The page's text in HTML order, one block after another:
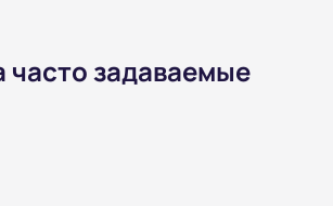
часто задаваемые